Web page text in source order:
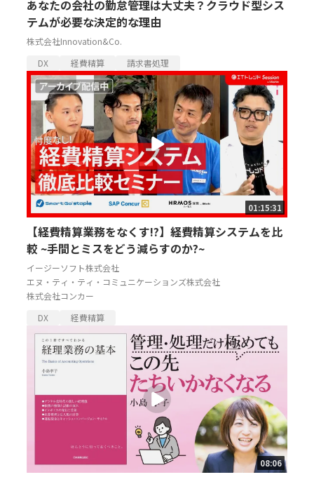
あなたの会社の勤怠管理は大丈夫？クラウド型シス
テムが必要な決定的な理由
株式会社Innovation&Co.
DX
経費精算 請求書処理
01:15:31
【経費精算業務をなくす!?】経費精算システムを比
較 ~手間とミスをどう減らすのか?~
イージーソフト株式会社
エヌ・ティ・ティ・コミュニケーションズ株式会社
株式会社コンカー
DX
経費精算
08:06